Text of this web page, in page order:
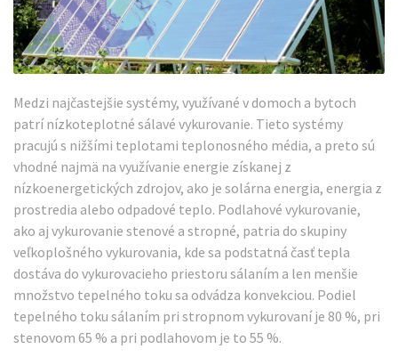
Medzi najčastejšie systémy, využívané v domoch a bytoch
patrí nízkoteplotné sálavé vykurovanie. Tieto systémy
pracujú s nižšími teplotami teplonosného média, a preto sú
vhodné najmä na využívanie energie získanej z
nízkoenergetických zdrojov, ako je solárna energia, energia z
prostredia alebo odpadové teplo. Podlahové vykurovanie,
ako aj vykurovanie stenové a stropné, patria do skupiny
veľkoplošného vykurovania, kde sa podstatná časť tepla
dostáva do vykurovacieho priestoru sálaním a len menšie
množstvo tepelného toku sa odvádza konvekciou. Podiel
tepelného toku sálaním pri stropnom vykurovaní je 80 %, pri
stenovom 65 % a pri podlahovom je to 55 %.